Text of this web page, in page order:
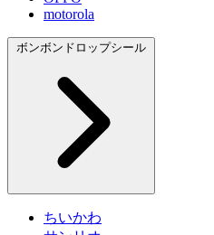
motorola
ボンボンドロップシール
ちいかわ